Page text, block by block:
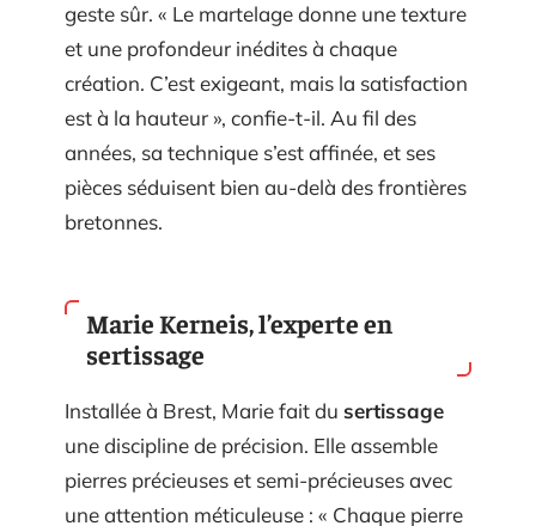
geste sûr. « Le martelage donne une texture
et une profondeur inédites à chaque
création. C’est exigeant, mais la satisfaction
est à la hauteur », confie-t-il. Au fil des
années, sa technique s’est affinée, et ses
pièces séduisent bien au-delà des frontières
bretonnes.
Marie Kerneis, l’experte en
sertissage
Installée à Brest, Marie fait du sertissage
une discipline de précision. Elle assemble
pierres précieuses et semi-précieuses avec
une attention méticuleuse : « Chaque pierre